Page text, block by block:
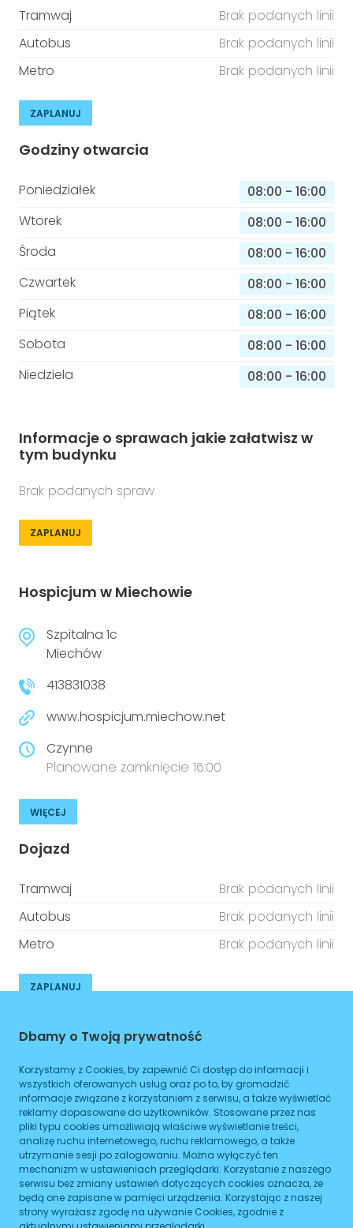
Tramwaj
Brak podanych linii
Autobus
Brak podanych linii
Metro
Brak podanych linii
ZAPLANUJ
Godziny otwarcia
Poniedziałek 08:00 - 16:00
Wtorek
08:00 - 16:00
Środa
08:00 - 16:00
Czwartek
08:00 - 16:00
Piątek
08:00 - 16:00
Sobota
08:00 - 16:00
Niedziela
08:00 - 16:00
Informacje o sprawach jakie załatwisz w
tym budynku
Brak podanych spraw
ZAPLANUJ
Hospicjum w Miechowie
Szpitalna 1c
Miechów
413831038
www.hospicjum.miechow.net
Czynne
Planowane zamknięcie 16:00
WIĘCEJ
Dojazd
Tramwaj
Brak podanych linii
Autobus
Brak podanych linii
Metro
Brak podanych linii
ZAPLANUJ
Poniedziałek 08:00 -16:00
Wtorek
08:00-16:00
Środa
08:00-16:00
Czwartek
08:00
Piątek
08:00- 16:00
Sobota
08:00
Dbamy o Twoją prywatność
Korzystamy z Cookies, by zapewnić Ci dostęp do informacji i
wszystkich oferowanych usług oraz po to, by gromadzić
informacje związane z korzystaniem z serwisu, a także wyświetlać
reklamy dopasowane do użytkowników. Stosowane przez nas
pliki typu cookies umożliwiają właściwe wyświetlanie treści,
analizę ruchu internetowego, ruchu reklamowego, a także
utrzymanie sesji po zalogowaniu. Można wyłączyć ten
mechanizm w ustawieniach przeglądarki. Korzystanie z naszego
serwisu bez zmiany ustawień dotyczących cookies oznacza, że
będą one zapisane w pamięci urządzenia. Korzystając z naszej
strony wyrażasz zgodę na używanie Cookies, zgodnie z